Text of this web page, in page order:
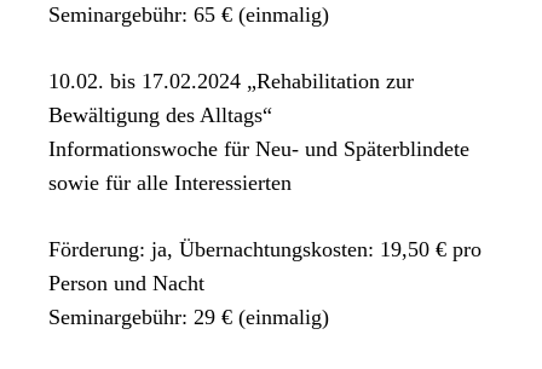
Seminargebühr: 65 € (einmalig)
10.02. bis 17.02.2024 „Rehabilitation zur
Bewältigung des Alltags“
Informationswoche für Neu- und Späterblindete
sowie für alle Interessierten
Förderung: ja, Übernachtungskosten: 19,50 € pro
Person und Nacht
Seminargebühr: 29 € (einmalig)